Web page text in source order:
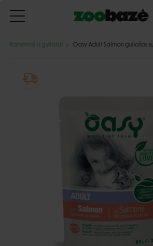
Konservai ir guliašai Oasy Adult Salmon guliašas